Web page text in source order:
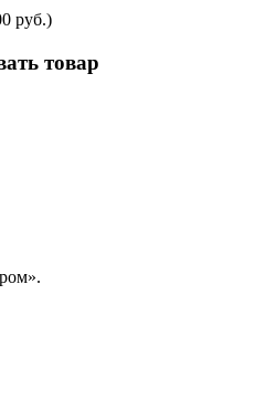
руб.)
товар